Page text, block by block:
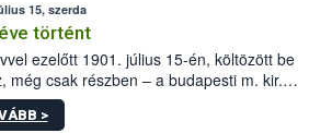
15, szerda
történt
ezelőtt 1901. július 15-én, költözött be
még csak részben – a budapesti m. kir.
állomás a Kis Rókus utca
alatti, Czigler Győző által tervezett új
>